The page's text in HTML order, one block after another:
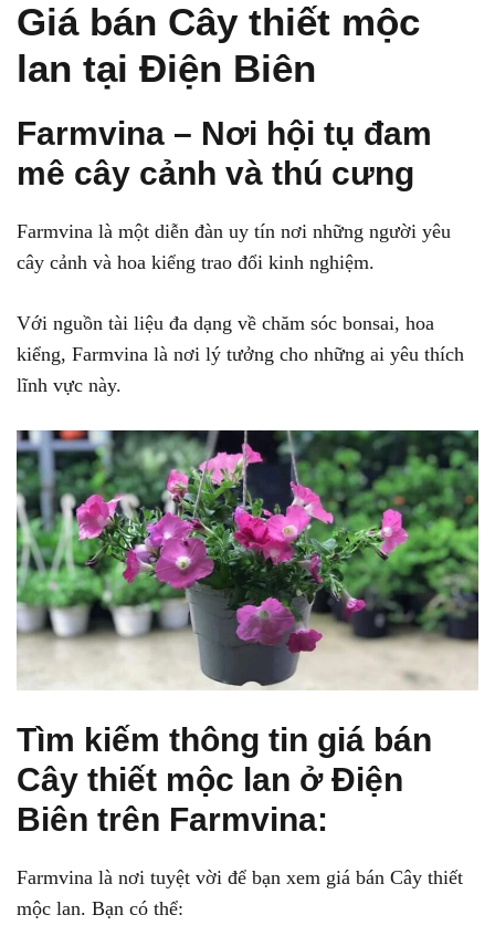
Giá bán Cây thiết mộc
lan tại Điện Biên
Farmvina – Nơi hội tụ đam
mê cây cảnh và thú cưng
Farmvina là một diễn đàn uy tín nơi những người yêu
cây cảnh và hoa kiểng trao đổi kinh nghiệm.
Với nguồn tài liệu đa dạng về chăm sóc bonsai, hoa
kiểng, Farmvina là nơi lý tưởng cho những ai yêu thích
lĩnh vực này.
Tìm kiếm thông tin giá bán
Cây thiết mộc lan ở Điện
Biên trên Farmvina:
Farmvina là nơi tuyệt vời để bạn xem giá bán Cây thiết
mộc lan. Bạn có thể: